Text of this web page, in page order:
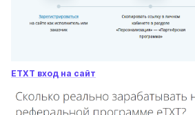
ETXT вход на сайт